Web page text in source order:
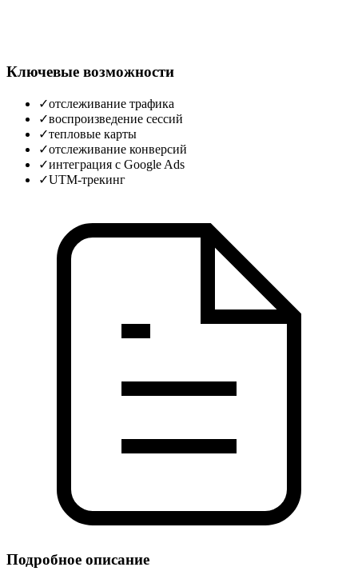
Ключевые возможности
✓отслеживание трафика
✓воспроизведение сессий
✓тепловые карты
✓отслеживание конверсий
✓интеграция с Google Ads
✓UTM-трекинг
Подробное описание